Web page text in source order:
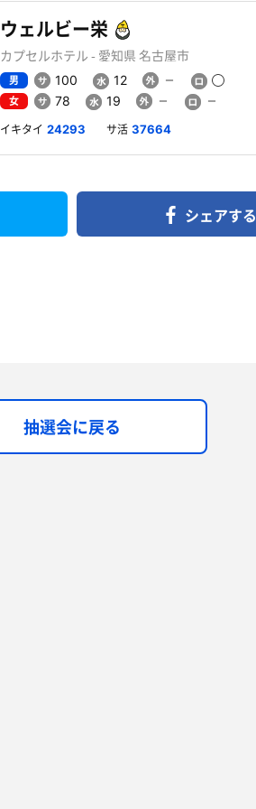
ウェルビー栄
カプセルホテル - 愛知県 名古屋市
男 100
12
女
78 19
イキタイ 24293 サ活 37664
シェアする
抽選会に戻る